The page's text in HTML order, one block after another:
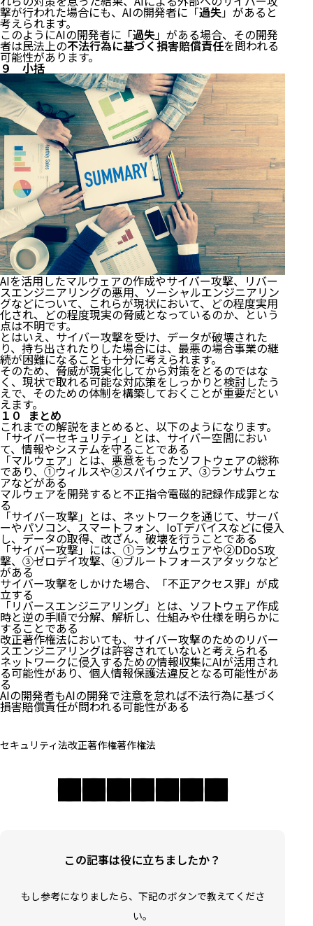
撃が行われた場合にも、AIの開発者に「過失」があると
考えられます。
このようにAIの開発者に「過失」がある場合、その開発
者は民法上の不法行為に基づく損害賠償責任を問われる
可能性があります。
９ 小括
AIを活用したマルウェアの作成やサイバー攻撃、リバー
スエンジニアリングの悪用、ソーシャルエンジニアリン
グなどについて、これらが現状において、どの程度実用
化され、どの程度現実の脅威となっているのか、という
点は不明です。
とはいえ、サイバー攻撃を受け、データが破壊された
り、持ち出されたりした場合には、最悪の場合事業の継
続が困難になることも十分に考えられます。
そのため、脅威が現実化してから対策をとるのではな
く、現状で取れる可能な対応策をしっかりと検討したう
えで、そのための体制を構築しておくことが重要だとい
えます。
１０ まとめ
これまでの解説をまとめると、以下のようになります。
「サイバーセキュリティ」とは、サイバー空間におい
て、情報やシステムを守ることである
「マルウェア」とは、悪意をもったソフトウェアの総称
であり、①ウィルスや②スパイウェア、③ランサムウェ
アなどがある
マルウェアを開発すると不正指令電磁的記録作成罪とな
る
「サイバー攻撃」とは、ネットワークを通じて、サーバ
ーやパソコン、スマートフォン、IoTデバイスなどに侵入
し、データの取得、改ざん、破壊を行うことである
「サイバー攻撃」には、①ランサムウェアや②DDoS攻
撃、③ゼロデイ攻撃、④ブルートフォースアタックなど
がある
サイバー攻撃をしかけた場合、「不正アクセス罪」が成
立する
「リバースエンジニアリング」とは、ソフトウェア作成
時と逆の手順で分解、解析し、仕組みや仕様を明らかに
することである
改正著作権法においても、サイバー攻撃のためのリバー
スエンジニアリングは許容されていないと考えられる
ネットワークに侵入するための情報収集にAIが活用され
る可能性があり、個人情報保護法違反となる可能性があ
る
AIの開発者もAIの開発で注意を怠れば不法行為に基づく
損害賠償責任が問われる可能性がある
セキュリティ法改正著作権著作権法
この記事は役に立ちましたか？
もし参考になりましたら、下記のボタンで教えてくださ
い。